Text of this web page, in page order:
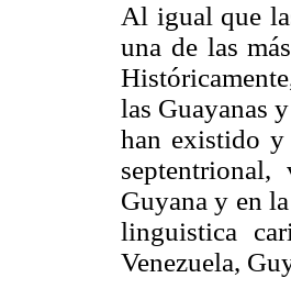
Al igual que
una de las
las Guayanas
han existido y
Guyana y en
linguistica
Venezuela,